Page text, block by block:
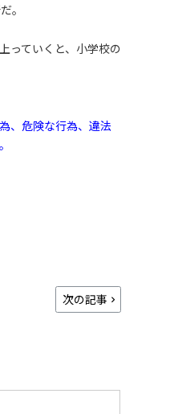
。
っていくと、小学校の
、危険な行為、違法
次の記事